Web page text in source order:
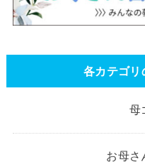
各カテゴリ
母
お母さ